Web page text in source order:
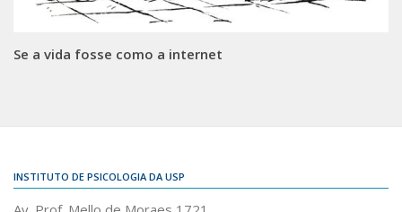
Se a vida fosse como a internet
INSTITUTO DE PSICOLOGIA DA USP